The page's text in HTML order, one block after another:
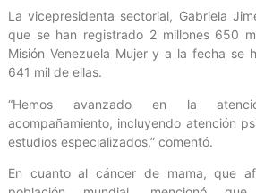
La vicepresidenta sectorial, Gabriela
que se han registrado 2 millones 650
Misión Venezuela Mujer y a la fecha se
641 mil de ellas.
“Hemos avanzado en la
acompañamiento, incluyendo atención
estudios especializados,” comentó.
En cuanto al cáncer de mama, que